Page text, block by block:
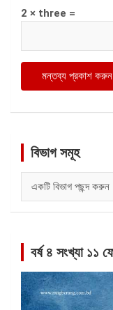
2 × three =
বিভাগ সমূহ
সমূহ
বর্ষ ৪ সংখ্যা ১১